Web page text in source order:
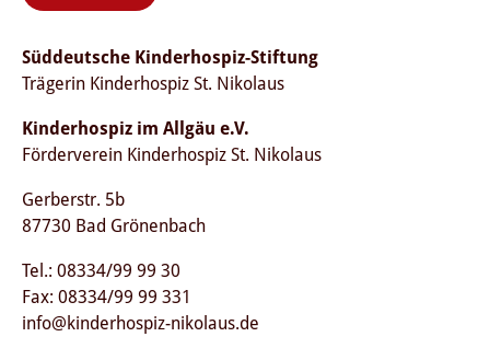
Süddeutsche Kinderhospiz-Stiftung
Trägerin Kinderhospiz St. Nikolaus
Kinderhospiz im Allgäu e.V.
Förderverein Kinderhospiz St. Nikolaus
Gerberstr. 5b
87730 Bad Grönenbach
Tel.: 08334/99 99 30
Fax: 08334/99 99 331
info@kinderhospiz-nikolaus.de